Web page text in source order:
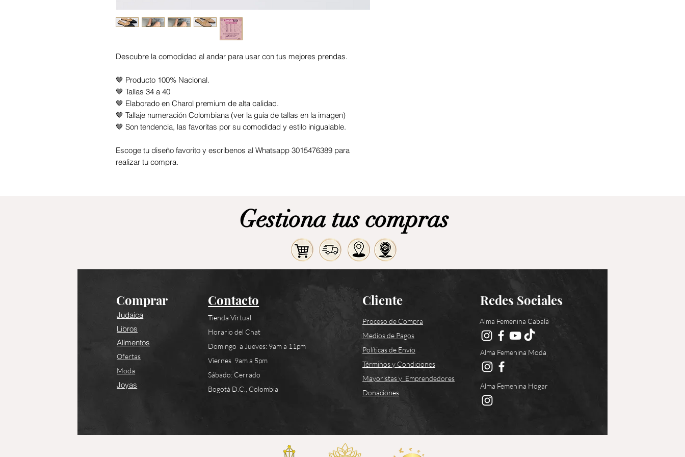
Descubre la comodidad al andar para usar con tus mejores prendas.
🤎 Producto 100% Nacional.
🤎 Tallas 34 a 40
🤎 Elaborado en Charol premium de alta calidad.
🤎 Tallaje numeración Colombiana (ver la guia de tallas en la imagen)
🤎 Son tendencia, las favoritas por su comodidad y estilo inigualable.
Escoge tu diseño favorito y escribenos al Whatsapp 3015476389 para
realizar tu compra.
Gestiona tus compras
Comprar
Judaica
Libros
Alimentos
Ofertas
Moda
Joyas
Contacto
Tienda Virtual
Horario del Chat
Domingo a Jueves: 9am a 11pm
Viernes 9am a 5pm
Sábado: Cerrado
Bogotá D.C., Colombia
Cliente
Proceso de Compra
Medios de Pagos
Políticas de Envío
Términos y Condiciones
Mayoristas y Emprendedores
Donaciones
Redes Sociales
Alma Femenina Cabala
Alma Femenina Moda
Alma Femenina Hogar